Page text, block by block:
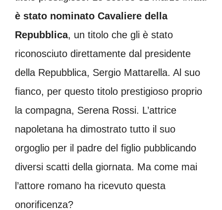
è stato nominato Cavaliere della
Repubblica, un titolo che gli è stato
riconosciuto direttamente dal presidente
della Repubblica, Sergio Mattarella. Al suo
fianco, per questo titolo prestigioso proprio
la compagna, Serena Rossi. L’attrice
napoletana ha dimostrato tutto il suo
orgoglio per il padre del figlio pubblicando
diversi scatti della giornata. Ma come mai
l’attore romano ha ricevuto questa
onorificenza?